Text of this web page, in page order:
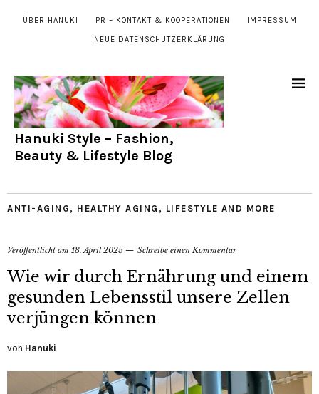
ÜBER HANUKI PR – KONTAKT & KOOPERATIONEN IMPRESSUM
NEUE DATENSCHUTZERKLÄRUNG
Hanuki Style – Fashion,
Beauty & Lifestyle Blog
ANTI-AGING , HEALTHY AGING , LIFESTYLE AND MORE
Veröffentlicht am 18. April 2025 Schreibe einen Kommentar
Wie wir durch Ernährung und einem
gesunden Lebensstil unsere Zellen
verjüngen können
von Hanuki